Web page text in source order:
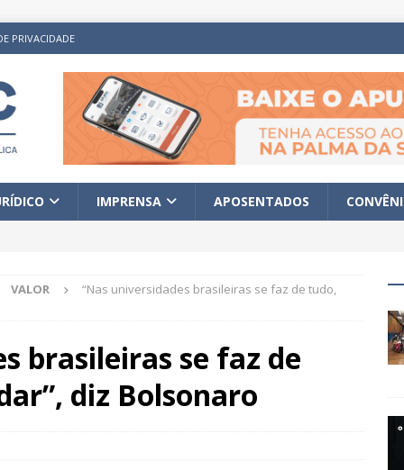
PRIVACIDADE
IMPRENSA APOSENTADOS
VALOR
“Nas universidades brasileiras se faz de tudo,
brasileiras se faz de
diz Bolsonaro